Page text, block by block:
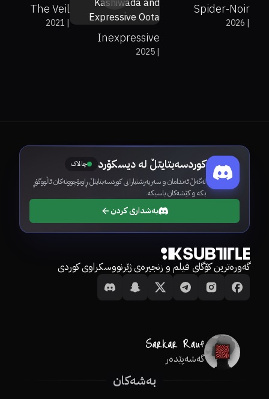
Spider-Noir
|
2026
Inexpressive
Kashiwada and|
2025
The Veil
|
2021
کوردسەبتایتڵ لە دیسکۆرد چالاک
لەگەڵ ئەندامان و سەرپەرشتیارانی کوردسەبتایتڵ ڕاوبۆچوونەکان ئاڵووگۆڕ
بکە و کێشەکان باسبکە.
بەشداری کردن
گەورەترین کۆگای فیلم و زنجیرەی ژێرنووسکراوی کوردی
گەشەپێدەر
بەشەکان